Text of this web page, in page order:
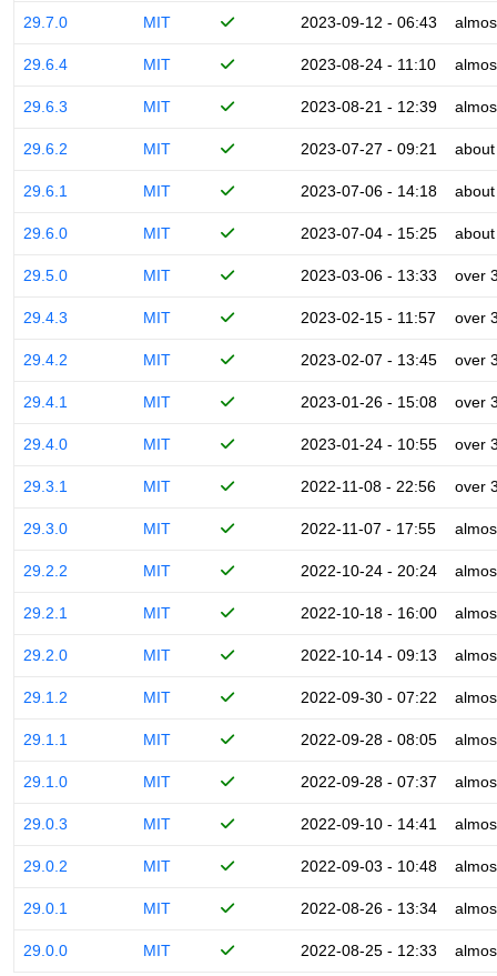
29.7.0 MIT 2023-09-12 - 06:43
29.6.4 MIT 2023-08-24 - 11:10
29.6.3 MIT 2023-08-21 - 12:39
29.6.2 MIT 2023-07-27 - 09:21
29.6.1 MIT 2023-07-06 - 14:18
29.6.0 MIT 2023-07-04 - 15:25
29.5.0 MIT 2023-03-06 - 13:33 over
29.4.3 MIT 2023-02-15 - 11:57 over
29.4.2 MIT 2023-02-07 - 13:45 over
29.4.1 MIT 2023-01-26 - 15:08 over
29.4.0 MIT 2023-01-24 - 10:55 over
29.3.1 MIT 2022-11-08 - 22:56 over
29.3.0 MIT 2022-11-07 - 17:55
29.2.2 MIT 2022-10-24 - 20:24
29.2.1 MIT 2022-10-18 - 16:00
29.2.0 MIT 2022-10-14 - 09:13
29.1.2 MIT 2022-09-30 - 07:22
29.1.1 MIT 2022-09-28 - 08:05
29.1.0 MIT 2022-09-28 - 07:37
29.0.3 MIT 2022-09-10 - 14:41
29.0.2 MIT 2022-09-03 - 10:48
29.0.1 MIT 2022-08-26 - 13:34
29.0.0 MIT 2022-08-25 - 12:33